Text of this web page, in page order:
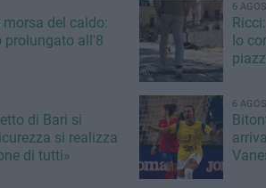
del caldo:
prolungato all'8
6
Io
di Bari si
si realizza
di tutti»
6